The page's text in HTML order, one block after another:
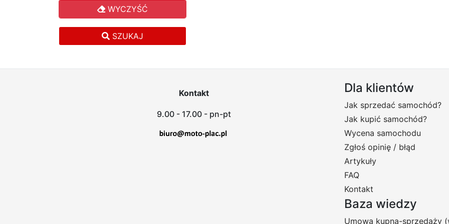
WYCZYŚĆ
SZUKAJ
Kontakt
9.00 - 17.00 - pn-pt
Dla klientów
Jak sprzedać samochód?
Jak kupić samochód?
Wycena samochodu
Zgłoś opinię / błąd
Artykuły
FAQ
Kontakt
Baza wiedzy
Umowa kupna-sprzedaży